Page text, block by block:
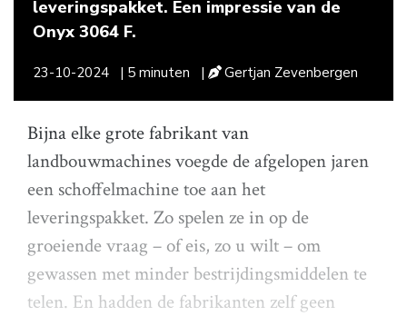
leveringspakket. Een impressie van de
Onyx 3064 F.
23-10-2024 | 5 minuten | Gertjan Zevenbergen
Bijna elke grote fabrikant van
landbouwmachines voegde de afgelopen jaren
een schoffelmachine toe aan het
leveringspakket. Zo spelen ze in op de
groeiende vraag – of eis, zo u wilt – om
gewassen met minder bestrijdingsmiddelen te
telen. En hadden de fabrikanten zelf geen